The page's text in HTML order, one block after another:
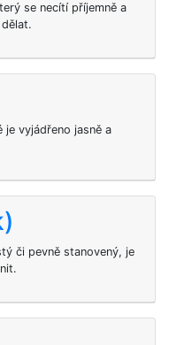
se necítí příjemně a
je vyjádřeno jasně a
či pevně stanovený, je